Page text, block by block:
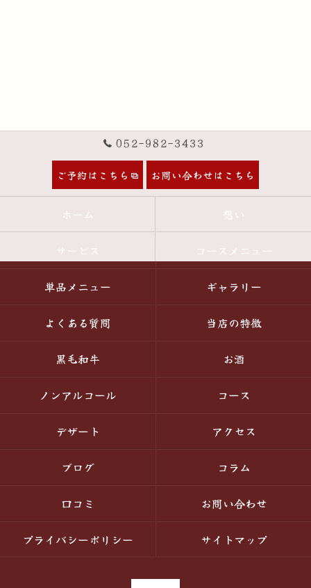
052-982-3433
ご予約はこちら お問い合わせはこちら
ホーム 想い
サービス コースメニュー
単品メニュー ギャラリー
よくある質問 当店の特徴
黒毛和牛 お酒
ノンアルコール コース
デザート アクセス
ブログ コラム
口コミ お問い合わせ
プライバシーポリシー サイトマップ